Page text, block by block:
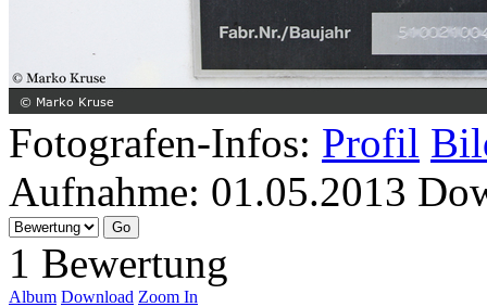
Fotografen-Infos: Profil
Aufnahme: 01.05.2013
1 Bewertung
Album Download Zoom In